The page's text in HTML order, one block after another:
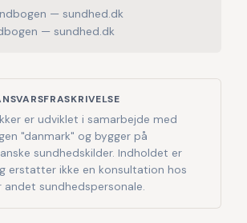
— sundhed.dk
— sundhed.dk
er udviklet i samarbejde med
"danmark" og bygger på
sundhedskilder. Indholdet er
erstatter ikke en konsultation hos
sundhedspersonale.